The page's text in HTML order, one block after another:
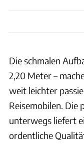
Die schmalen
2,20 Meter –
weit leichter
Reisemobilen. Die
unterwegs liefert
ordentliche